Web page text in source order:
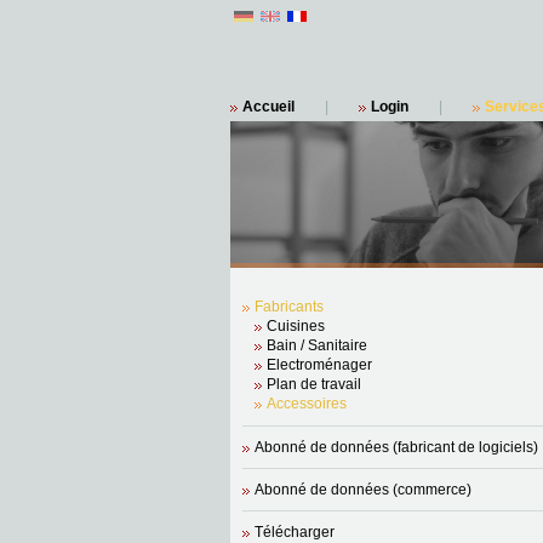
Accueil Login
Fabricants
Cuisines
Bain / Sanitaire
Electroménager
Plan de travail
Accessoires
Abonné de données (fabricant de logiciels)
Abonné de données (commerce)
Télécharger